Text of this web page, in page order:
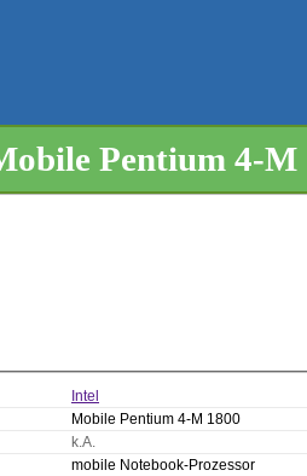
Pentium 4-M
Intel
Mobile Pentium 4-M 1800
k.A.
mobile Notebook-Prozessor